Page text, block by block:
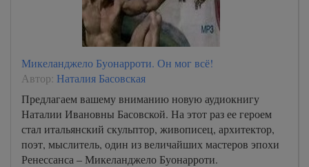
Микеланджело Буонарроти. Он мог всё!
Автор: Наталия Басовская
Предлагаем вашему вниманию новую аудиокнигу
Наталии Ивановны Басовской. На этот раз ее героем
стал итальянский скульптор, живописец, архитектор,
поэт, мыслитель, один из величайших мастеров эпохи
Ренессанса – Микеланджело Буонарроти.